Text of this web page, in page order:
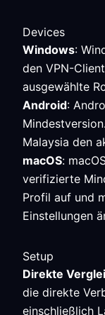
Devices
Windows:
den VPN-
ausgewählte
Android:
Malaysia den
macOS:
verifizierte
Profil auf und
Einstellungen
Setup
Direkte
die direkte
einschließlich